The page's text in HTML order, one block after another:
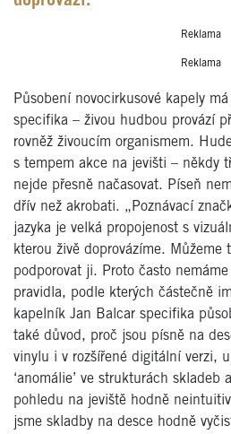
Reklama
Reklama
Působení novocirkusové kapely
specifika – živou hudbou provází
rovněž živoucím organismem.
s tempem akce na jevišti – někdy
nejde přesně načasovat. Píseň
dřív než akrobati. „Poznávací
jazyka je velká propojenost s
kterou živě doprovázíme. Můžeme
podporovat ji. Proto často
pravidla, podle kterých částečně
kapelník Jan Balcar specifika
také důvod, proč jsou písně na
vinylu i v rozšířené digitální verzi,
‘anomálie’ ve strukturách skladeb
pohledu na jeviště hodně
jsme skladby na desce hodně